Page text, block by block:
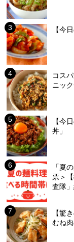
【今
コス
ニッ
【今
丼」
「夏
票＞
査隊
【驚
むね